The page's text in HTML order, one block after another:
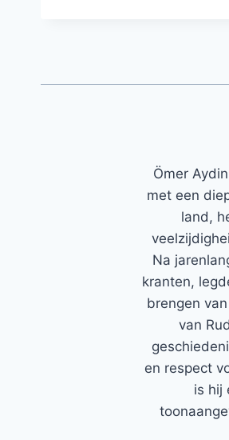
Ömer
met een
land,
Na
kranten,
brengen
van
en respect
is hij